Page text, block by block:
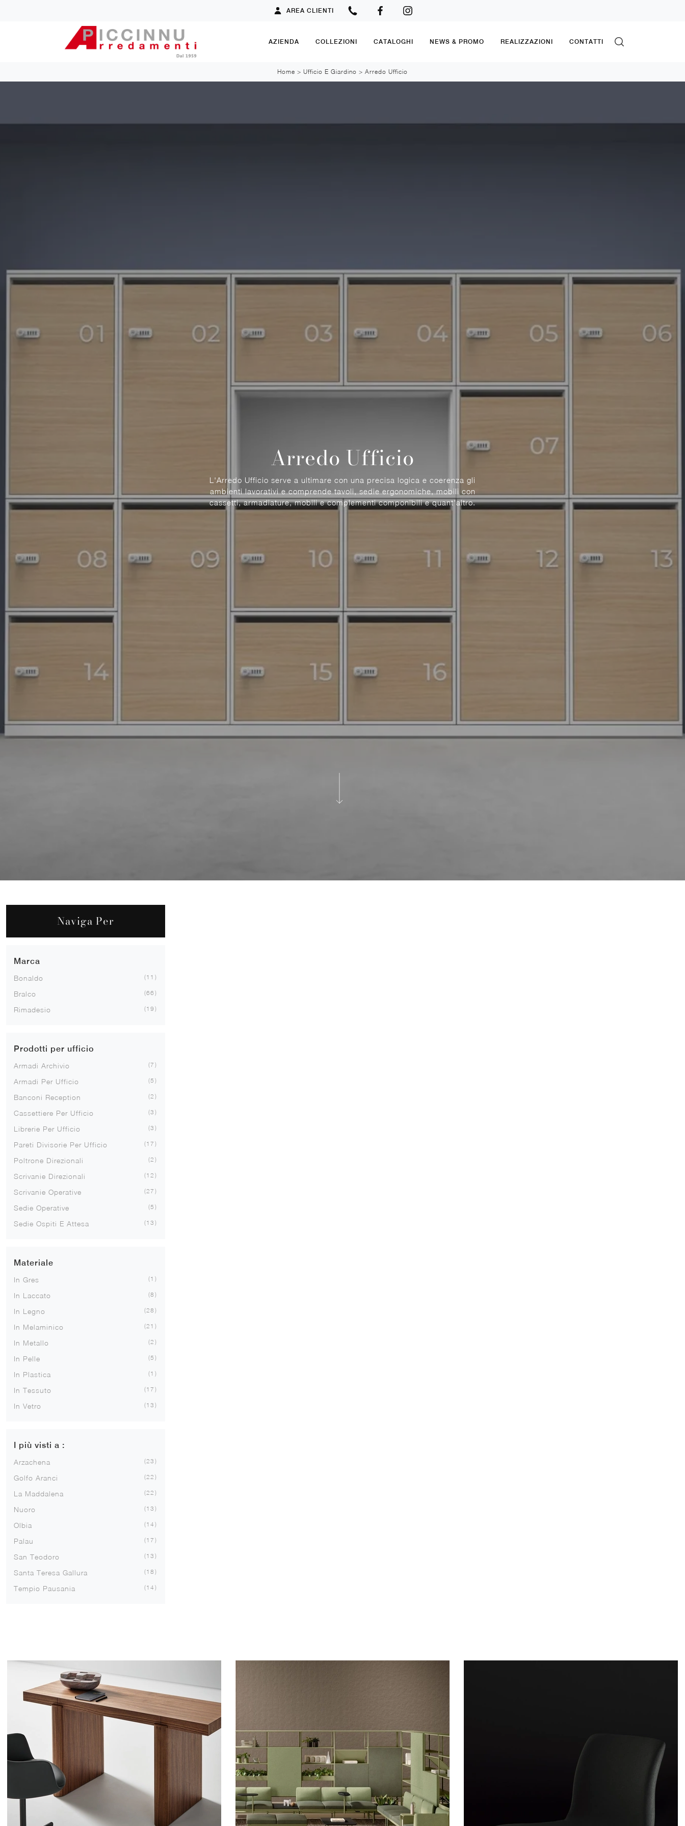
AREA CLIENTI
AZIENDA COLLEZIONI CATALOGHI NEWS & PROMO REALIZZAZIONI CONTATTI
Home > Ufficio E Giardino > Arredo Ufficio
Arredo Ufficio
L'Arredo Ufficio serve a ultimare con una precisa logica e coerenza gli
ambienti lavorativi e comprende tavoli, sedie ergonomiche, mobili con
cassetti, armadiature, mobili e complementi componibili e quant'altro.
Naviga Per
Marca
Bonaldo 11
Bralco 66
Rimadesio 19
Prodotti per ufficio
Armadi Archivio 7
Armadi Per Ufficio 5
Banconi Reception 2
Cassettiere Per Ufficio 3
Librerie Per Ufficio 3
Pareti Divisorie Per Ufficio 17
Poltrone Direzionali 2
Scrivanie Direzionali 12
Scrivanie Operative 27
Sedie Operative 5
Sedie Ospiti E Attesa 13
Materiale
In Gres 1
In Laccato 8
In Legno 28
In Melaminico 21
In Metallo 2
In Pelle 5
In Plastica 1
In Tessuto 17
In Vetro 13
I più visti a :
Arzachena 23
Golfo Aranci 22
La Maddalena 22
Nuoro 13
Olbia 14
Palau 17
San Teodoro 13
Santa Teresa Gallura 18
Tempio Pausania 14